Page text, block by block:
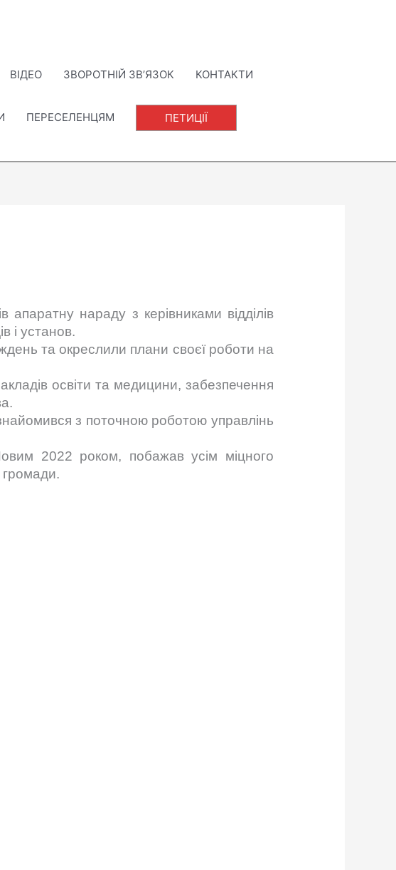
ВІДЕО ЗВОРОТНІЙ ЗВ’ЯЗОК КОНТАКТИ
ПЕРЕСЕЛЕНЦЯМ ПЕТИЦІЇ
апаратну нараду з керівниками відділів
і установ.
та окреслили плани своєї роботи на
освіти та медицини, забезпечення
з поточною роботою управлінь
2022 роком, побажав усім міцного
громади.